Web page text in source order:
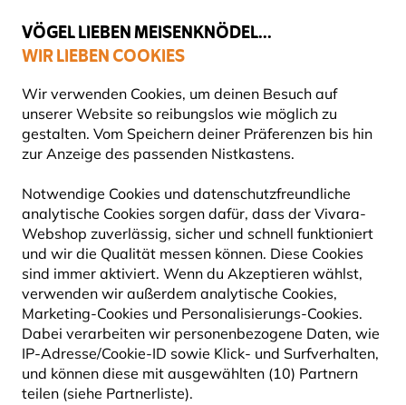
VÖGEL LIEBEN MEISENKNÖDEL...
WIR LIEBEN COOKIES
Wir verwenden Cookies, um deinen Besuch auf
unserer Website so reibungslos wie möglich zu
gestalten. Vom Speichern deiner Präferenzen bis hin
zur Anzeige des passenden Nistkastens.
Notwendige Cookies und datenschutzfreundliche
analytische Cookies sorgen dafür, dass der Vivara-
Webshop zuverlässig, sicher und schnell funktioniert
und wir die Qualität messen können. Diese Cookies
sind immer aktiviert. Wenn du Akzeptieren wählst,
verwenden wir außerdem analytische Cookies,
Marketing-Cookies und Personalisierungs-Cookies.
Dabei verarbeiten wir personenbezogene Daten, wie
IP-Adresse/Cookie-ID sowie Klick- und Surfverhalten,
und können diese mit ausgewählten (10) Partnern
teilen (siehe Partnerliste).
Gratis Versand ab 49 €
NATURBEOBACHTUNG
46 Produkte
15% RABATT